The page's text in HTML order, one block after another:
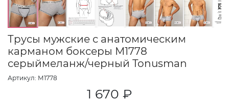
Трусы мужские с анатомическим
карманом боксеры М1778
серыймеланж/черный Tonusman
Артикул: М1778
1 670 ₽